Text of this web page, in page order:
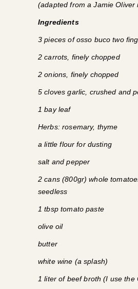
(adapted from a Jamie Oliver
Ingredients
3 pieces of osso buco two
2 carrots, finely chopped
2 onions, finely chopped
5 cloves garlic, crushed and
1 bay leaf
Herbs: rosemary, thyme
a little flour for dusting
salt and pepper
2 cans (800gr) whole
seedless
1 tbsp tomato paste
olive oil
butter
white wine (a splash)
1 liter of beef broth (I use the